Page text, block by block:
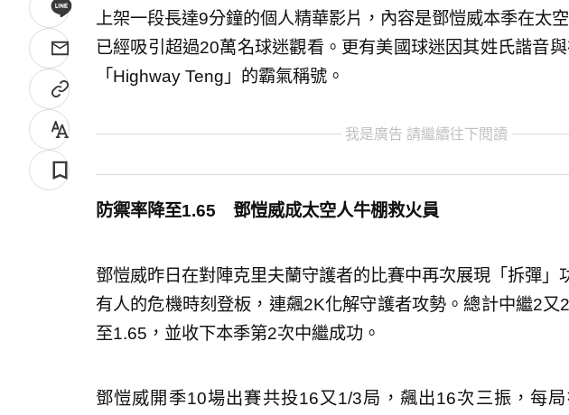
上架一段長達9分鐘的個人精華影片，內容是鄧愷威本季在太
已經吸引超過20萬名球迷觀看。更有美國球迷因其姓氏諧音
「Highway Teng」的霸氣稱號。
我是廣告 請繼續往下閱讀
防禦率降至1.65 鄧愷威成太空人牛棚救火員
鄧愷威昨日在對陣克里夫蘭守護者的比賽中再次展現「拆彈」
有人的危機時刻登板，連飆2K化解守護者攻勢。總計中繼2又
至1.65，並收下本季第2次中繼成功。
鄧愷威開季10場出賽共投16又1/3局，飆出16次三振，每